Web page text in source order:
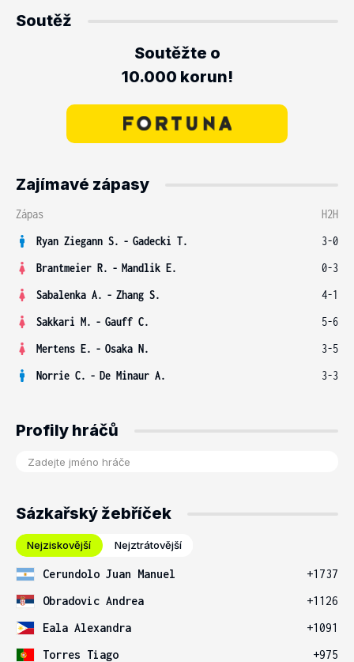
Soutěž
Soutěžte o
10.000 korun!
Zajímavé zápasy
Zápas
H2H
Ryan Ziegann S. - Gadecki T.
3-0
Brantmeier R. - Mandlik E.
0-3
Sabalenka A. - Zhang S.
4-1
Sakkari M. - Gauff C.
5-6
Mertens E. - Osaka N.
3-5
Norrie C. - De Minaur A. 3-3
Profily hráčů
Sázkařský žebříček
Nejziskovější Nejztrátovější
Cerundolo Juan Manuel
+1737
Obradovic Andrea
+1126
Eala Alexandra
+1091
Torres Tiago
+975